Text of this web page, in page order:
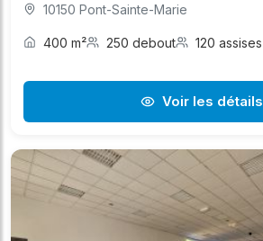
10150 Pont-Sainte-Marie
400 m² 250 debout 120 assises
Voir les détails